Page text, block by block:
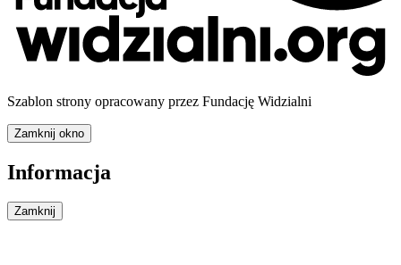
Szablon strony opracowany przez Fundację Widzialni
Zamknij okno
Informacja
Zamknij